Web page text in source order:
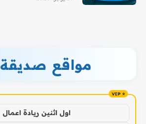
مواقع صديقة
اول اثنين ريادة اعمال